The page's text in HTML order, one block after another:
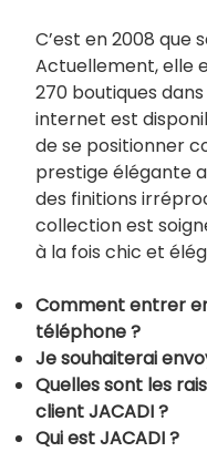
C’est en 2008 que
Actuellement, elle
270 boutiques
internet est
de se positionner
prestige élégante
des finitions
collection est
à la fois chic et
Comment entrer
téléphone ?
Je souhaiterai
Quelles sont les
client JACADI ?
Qui est JACADI ?